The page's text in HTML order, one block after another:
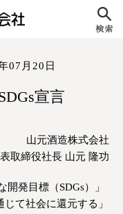
07月20日
宣言
山元酒造株式会社
取締役社長 山元 隆功
発目標（SDGs）」
て社会に還元する」